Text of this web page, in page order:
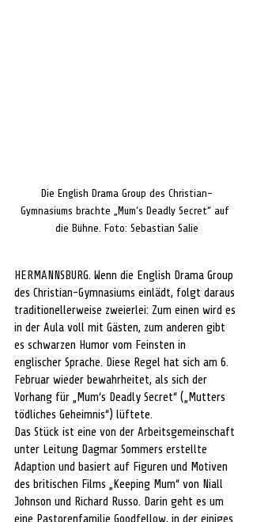
Die English Drama Group des Christian-
Gymnasiums brachte „Mum‘s Deadly Secret“ auf
die Bühne. Foto: Sebastian Salie
HERMANNSBURG. Wenn die English Drama Group
des Christian-Gymnasiums einlädt, folgt daraus
traditionellerweise zweierlei: Zum einen wird es
in der Aula voll mit Gästen, zum anderen gibt
es schwarzen Humor vom Feinsten in
englischer Sprache. Diese Regel hat sich am 6.
Februar wieder bewahrheitet, als sich der
Vorhang für „Mum‘s Deadly Secret“ („Mutters
tödliches Geheimnis“) lüftete.
Das Stück ist eine von der Arbeitsgemeinschaft
unter Leitung Dagmar Sommers erstellte
Adaption und basiert auf Figuren und Motiven
des britischen Films „Keeping Mum“ von Niall
Johnson und Richard Russo. Darin geht es um
eine Pastorenfamilie Goodfellow, in der einiges